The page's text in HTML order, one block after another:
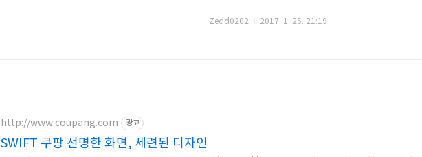
Zedd0202 2017. 1. 25. 21:19
http://www.coupang.com 광고
SWIFT 쿠팡 선명한 화면, 세련된 디자인